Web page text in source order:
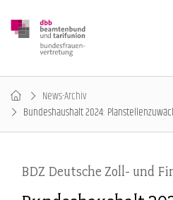
News-Archiv
Bundeshaushalt 2024:
BDZ Deutsche Zoll- und